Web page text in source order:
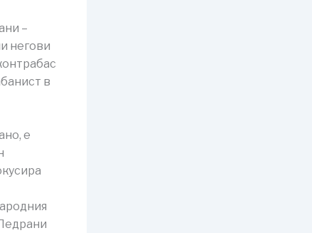
–
негови
в
е